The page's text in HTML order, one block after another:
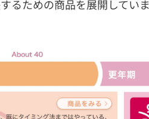
るための商品を展開してい